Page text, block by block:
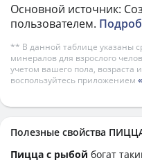
Основной источник:
пользователем.
** В данной таблице указаны
минералов для взрослого
учетом вашего пола, возраста
воспользуйтесь приложением
Полезные свойства
Пицца с рыбой богат